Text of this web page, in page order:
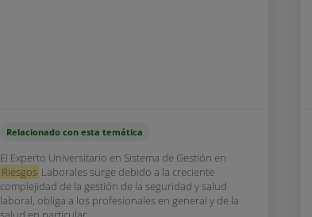
Relacionado con esta temática
El Experto Universitario en Sistema de Gestión en
Riesgos Laborales surge debido a la creciente
complejidad de la gestión de la seguridad y salud
laboral, obliga a los profesionales en general y de la